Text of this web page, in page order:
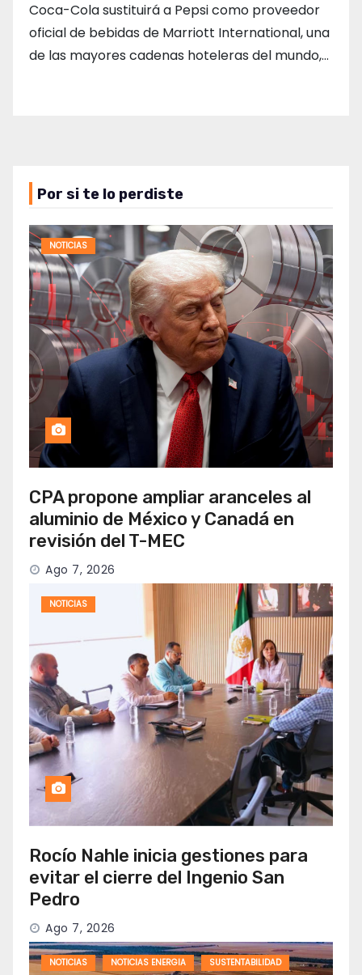
Coca-Cola sustituirá a Pepsi como proveedor
oficial de bebidas de Marriott International, una
de las mayores cadenas hoteleras del mundo,…
Por si te lo perdiste
NOTICIAS
CPA propone ampliar aranceles al
aluminio de México y Canadá en
revisión del T-MEC
Ago 7, 2026
NOTICIAS
Rocío Nahle inicia gestiones para
evitar el cierre del Ingenio San
Pedro
Ago 7, 2026
NOTICIAS NOTICIAS ENERGIA SUSTENTABILIDAD